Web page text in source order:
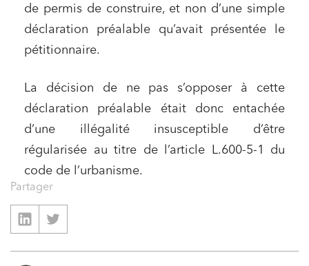
de permis de construire, et non d’une simple
déclaration préalable qu’avait présentée le
pétitionnaire.
La décision de ne pas s’opposer à cette
déclaration préalable était donc entachée
d’une illégalité insusceptible d’être
régularisée au titre de l’article L.600-5-1 du
code de l’urbanisme.
Partager